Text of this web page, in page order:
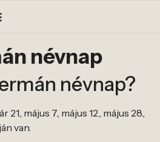
névnap
névnap?
május 7., május 12., május 28.,
van.